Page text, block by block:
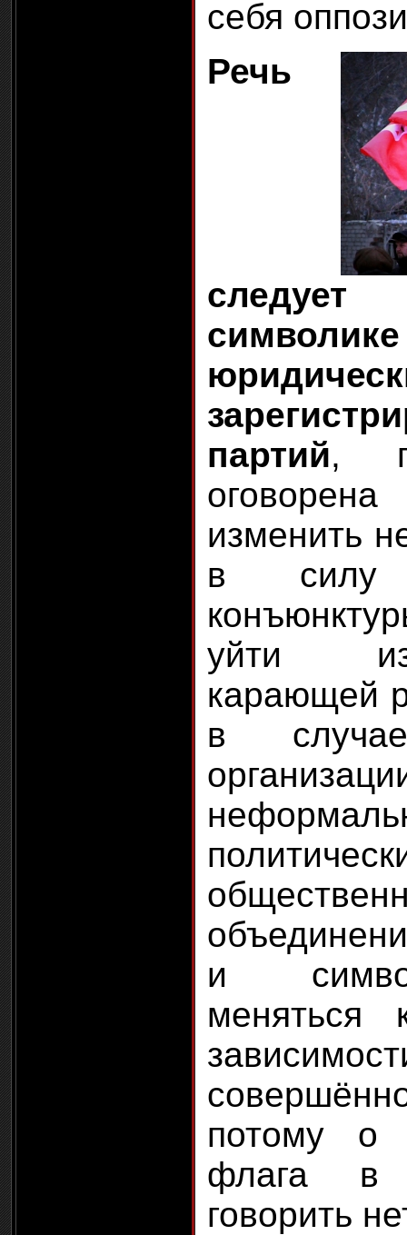
себя
Речь
партий,
изменить
в силу
уйти
карающей
в
и
меняться
потому о
флага в
говорить